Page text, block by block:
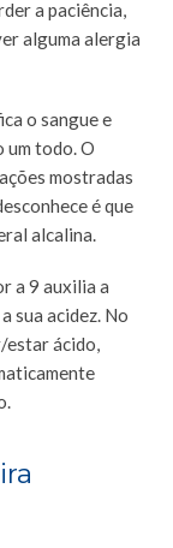
a paciência,
alguma alergia
o sangue e
um todo. O
mostradas
é que
alcalina.
a 9 auxilia a
sua acidez. No
estar ácido,